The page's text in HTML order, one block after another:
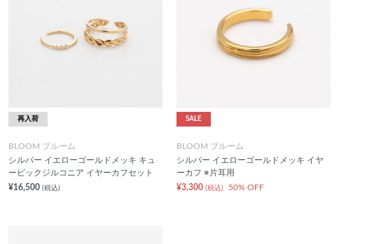
再入荷
BLOOM ブルーム
シルバー イエローゴールドメッキ キュ
ービックジルコニア イヤーカフセット
¥16,500 (税込)
SALE
BLOOM ブルーム
シルバー イエローゴールドメッキ イヤ
ーカフ ※片耳用
¥3,300 (税込) 50% OFF